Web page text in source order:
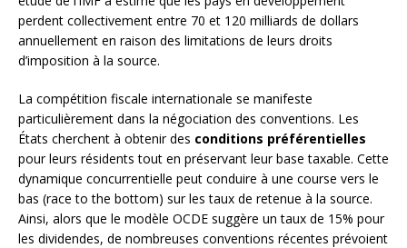
perdent collectivement entre 70 et 120 milliards de dollars
annuellement en raison des limitations de leurs droits
d’imposition à la source.
La compétition fiscale internationale se manifeste
particulièrement dans la négociation des conventions. Les
États cherchent à obtenir des conditions préférentielles
pour leurs résidents tout en préservant leur base taxable. Cette
dynamique concurrentielle peut conduire à une course vers le
bas (race to the bottom) sur les taux de retenue à la source.
Ainsi, alors que le modèle OCDE suggère un taux de 15% pour
les dividendes, de nombreuses conventions récentes prévoient